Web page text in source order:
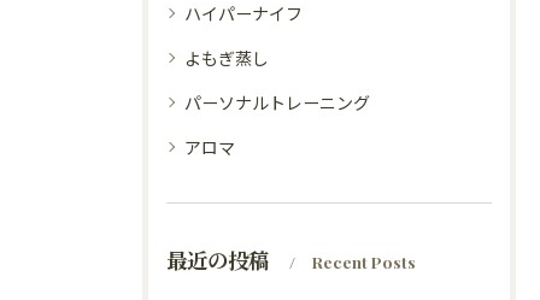
ハイパーナイフ
よもぎ蒸し
パーソナルトレーニング
アロマ
最近の投稿 Recent Posts